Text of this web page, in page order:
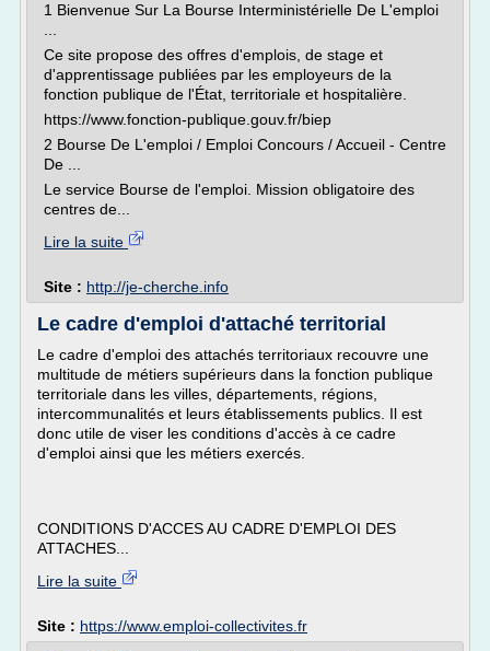
1 Bienvenue Sur La Bourse Interministérielle De L'emploi
Ce site propose des offres d'emplois, de stage et
d'apprentissage publiées par les employeurs de la
fonction publique de l'État, territoriale et hospitalière.
https://www.fonction-publique.gouv.fr/biep
2 Bourse De L'emploi / Emploi Concours / Accueil - Centre
De ...
Le service Bourse de l'emploi. Mission obligatoire des
centres de...
Lire la suite
Site : http://je-cherche.info
Le cadre d'emploi d'attaché territorial
Le cadre d'emploi des attachés territoriaux recouvre une
multitude de métiers supérieurs dans la fonction publique
territoriale dans les villes, départements, régions,
intercommunalités et leurs établissements publics. Il est
donc utile de viser les conditions d'accès à ce cadre
d'emploi ainsi que les métiers exercés.
CONDITIONS D'ACCES AU CADRE D'EMPLOI DES
ATTACHES...
Lire la suite
Site : https://www.emploi-collectivites.fr